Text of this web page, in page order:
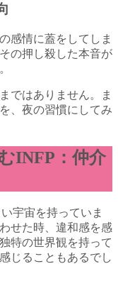
感情に蓋をしてしま
の押し殺した本音が
ではありません。ま
、夜の習慣にしてみ
INFP：仲介
宇宙を持っていま
せた時、違和感を感
特の世界観を持って
じることもあるでし